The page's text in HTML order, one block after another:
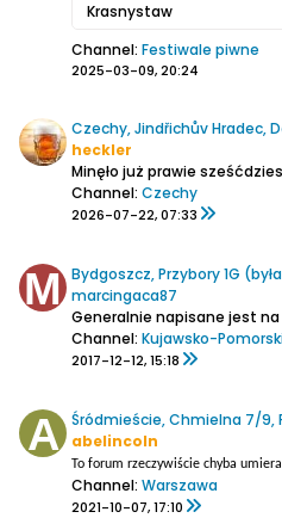
Krasnystaw
Channel: Festiwale piwne
2025-03-09, 20:24
Czechy, Jindřichův Hradec,
heckler
Channel: Czechy
2026-07-22, 07:33
Bydgoszcz, Przybory 1G
marcingaca87
Channel: Kujawsko-
2017-12-12, 15:18
abelincoln
Channel: Warszawa
2021-10-07, 17:10